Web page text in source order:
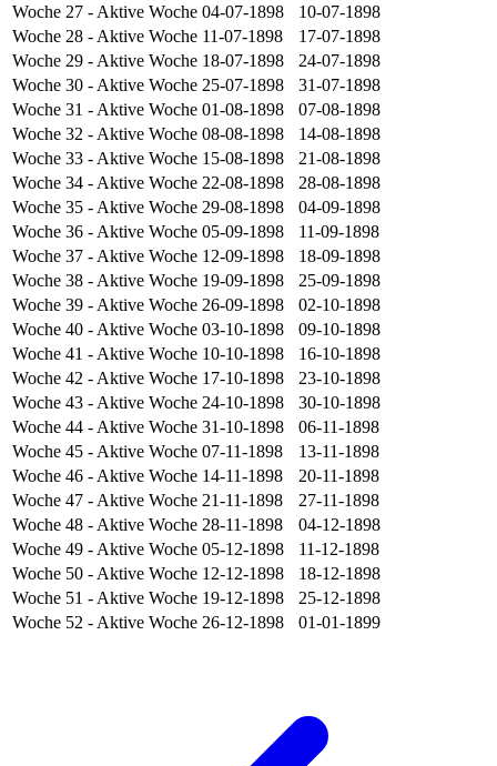
Woche 27 - Aktive Woche 04-07-1898
10-07-1898
Woche 28 - Aktive Woche 11-07-1898
17-07-1898
Woche 29 - Aktive Woche 18-07-1898
24-07-1898
Woche 30 - Aktive Woche 25-07-1898
31-07-1898
Woche 31 - Aktive Woche 01-08-1898
07-08-1898
Woche 32 - Aktive Woche 08-08-1898
14-08-1898
Woche 33 - Aktive Woche 15-08-1898
21-08-1898
Woche 34 - Aktive Woche 22-08-1898
28-08-1898
Woche 35 - Aktive Woche 29-08-1898
04-09-1898
Woche 36 - Aktive Woche 05-09-1898
11-09-1898
Woche 37 - Aktive Woche 12-09-1898
18-09-1898
Woche 38 - Aktive Woche 19-09-1898
25-09-1898
Woche 39 - Aktive Woche 26-09-1898
02-10-1898
Woche 40 - Aktive Woche 03-10-1898
09-10-1898
Woche 41 - Aktive Woche 10-10-1898
16-10-1898
Woche 42 - Aktive Woche 17-10-1898
23-10-1898
Woche 43 - Aktive Woche 24-10-1898
30-10-1898
Woche 44 - Aktive Woche 31-10-1898
06-11-1898
Woche 45 - Aktive Woche 07-11-1898
13-11-1898
Woche 46 - Aktive Woche 14-11-1898
20-11-1898
Woche 47 - Aktive Woche 21-11-1898
27-11-1898
Woche 48 - Aktive Woche 28-11-1898
04-12-1898
Woche 49 - Aktive Woche 05-12-1898
11-12-1898
Woche 50 - Aktive Woche 12-12-1898
18-12-1898
Woche 51 - Aktive Woche 19-12-1898
25-12-1898
Woche 52 - Aktive Woche 26-12-1898 01-01-1899